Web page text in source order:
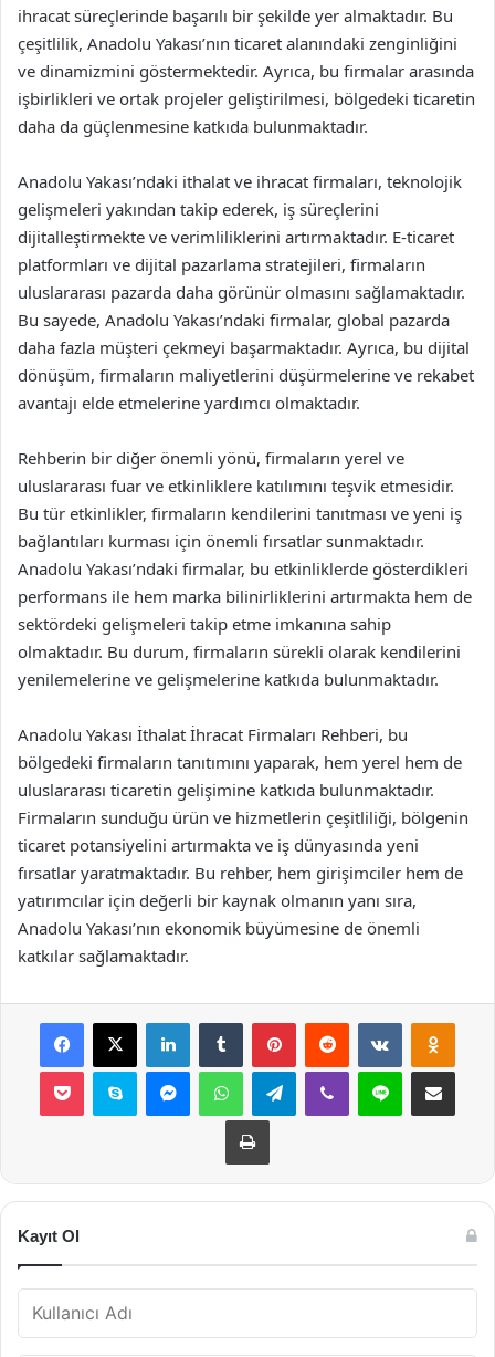
ihracat süreçlerinde başarılı bir şekilde yer almaktadır. Bu
çeşitlilik, Anadolu Yakası’nın ticaret alanındaki zenginliğini
ve dinamizmini göstermektedir. Ayrıca, bu firmalar arasında
işbirlikleri ve ortak projeler geliştirilmesi, bölgedeki ticaretin
daha da güçlenmesine katkıda bulunmaktadır.
Anadolu Yakası’ndaki ithalat ve ihracat firmaları, teknolojik
gelişmeleri yakından takip ederek, iş süreçlerini
dijitalleştirmekte ve verimliliklerini artırmaktadır. E-ticaret
platformları ve dijital pazarlama stratejileri, firmaların
uluslararası pazarda daha görünür olmasını sağlamaktadır.
Bu sayede, Anadolu Yakası’ndaki firmalar, global pazarda
daha fazla müşteri çekmeyi başarmaktadır. Ayrıca, bu dijital
dönüşüm, firmaların maliyetlerini düşürmelerine ve rekabet
avantajı elde etmelerine yardımcı olmaktadır.
Rehberin bir diğer önemli yönü, firmaların yerel ve
uluslararası fuar ve etkinliklere katılımını teşvik etmesidir.
Bu tür etkinlikler, firmaların kendilerini tanıtması ve yeni iş
bağlantıları kurması için önemli fırsatlar sunmaktadır.
Anadolu Yakası’ndaki firmalar, bu etkinliklerde gösterdikleri
performans ile hem marka bilinirliklerini artırmakta hem de
sektördeki gelişmeleri takip etme imkanına sahip
olmaktadır. Bu durum, firmaların sürekli olarak kendilerini
yenilemelerine ve gelişmelerine katkıda bulunmaktadır.
Anadolu Yakası İthalat İhracat Firmaları Rehberi, bu
bölgedeki firmaların tanıtımını yaparak, hem yerel hem de
uluslararası ticaretin gelişimine katkıda bulunmaktadır.
Firmaların sunduğu ürün ve hizmetlerin çeşitliliği, bölgenin
ticaret potansiyelini artırmakta ve iş dünyasında yeni
fırsatlar yaratmaktadır. Bu rehber, hem girişimciler hem de
yatırımcılar için değerli bir kaynak olmanın yanı sıra,
Anadolu Yakası’nın ekonomik büyümesine de önemli
katkılar sağlamaktadır.
Facebook
X LinkedInTumblr PinterestReddit VKontakte
Pocket Skype MessengerWhatsAppTelegramViber Line E-Posta ile
Yazdır
Kayıt Ol